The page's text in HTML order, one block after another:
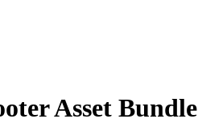
Asset Bundle